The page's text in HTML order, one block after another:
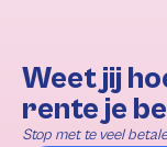
Weet jij
rente je
Stop met te veel